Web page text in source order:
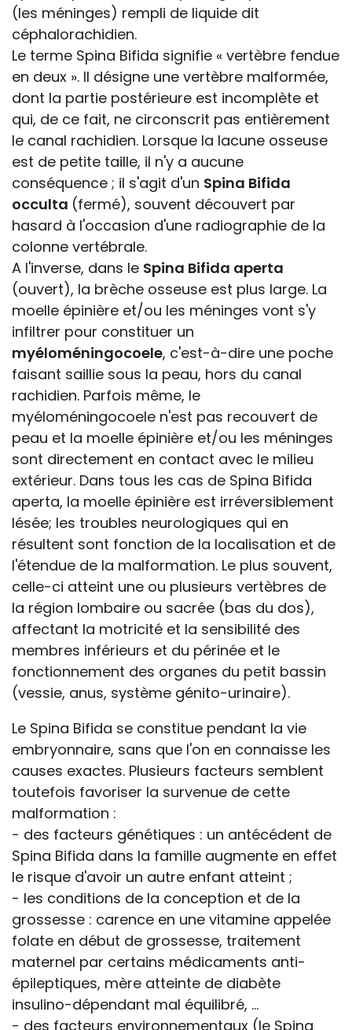
(les méninges) rempli de liquide dit
céphalorachidien.
Le terme Spina Bifida signifie « vertèbre fendue
en deux ». Il désigne une vertèbre malformée,
dont la partie postérieure est incomplète et
qui, de ce fait, ne circonscrit pas entièrement
le canal rachidien. Lorsque la lacune osseuse
est de petite taille, il n'y a aucune
conséquence ; il s'agit d'un Spina Bifida
occulta (fermé), souvent découvert par
hasard à l'occasion d'une radiographie de la
colonne vertébrale.
A l'inverse, dans le Spina Bifida aperta
(ouvert), la brèche osseuse est plus large. La
moelle épinière et/ou les méninges vont s'y
infiltrer pour constituer un
myéloméningocoele, c'est-à-dire une poche
faisant saillie sous la peau, hors du canal
rachidien. Parfois même, le
myéloméningocoele n'est pas recouvert de
peau et la moelle épinière et/ou les méninges
sont directement en contact avec le milieu
extérieur. Dans tous les cas de Spina Bifida
aperta, la moelle épinière est irréversiblement
lésée; les troubles neurologiques qui en
résultent sont fonction de la localisation et de
l'étendue de la malformation. Le plus souvent,
celle-ci atteint une ou plusieurs vertèbres de
la région lombaire ou sacrée (bas du dos),
affectant la motricité et la sensibilité des
membres inférieurs et du périnée et le
fonctionnement des organes du petit bassin
(vessie, anus, système génito-urinaire).
Le Spina Bifida se constitue pendant la vie
embryonnaire, sans que l'on en connaisse les
causes exactes. Plusieurs facteurs semblent
toutefois favoriser la survenue de cette
malformation :
- des facteurs génétiques : un antécédent de
Spina Bifida dans la famille augmente en effet
le risque d'avoir un autre enfant atteint ;
- les conditions de la conception et de la
grossesse : carence en une vitamine appelée
folate en début de grossesse, traitement
maternel par certains médicaments anti-
épileptiques, mère atteinte de diabète
insulino-dépendant mal équilibré, ...
- des facteurs environnementaux (le Spina